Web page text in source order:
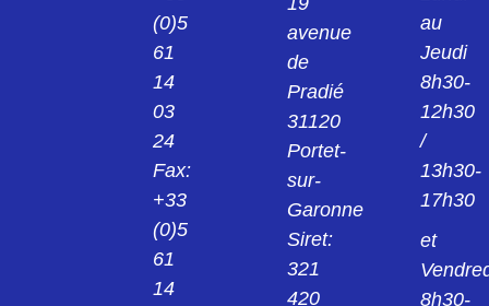
CONNECTEUR F25S1G1A
CONNECTEUR F25S1G3
F25S5G3_0326
CONNECTEUR F25S5G3-0326
F37P0G01424
CONNECTEUR CN M 37 D SOUD SUB-D
(0)5
61
14
03
24
Fax:
+33
(0)5
61
14
avenue
de
Pradié
31120
Portet-
sur-
Garonne
Siret:
321
420
au
Jeudi
8h30-
12h30
/
13h30-
17h30
et
8h30-